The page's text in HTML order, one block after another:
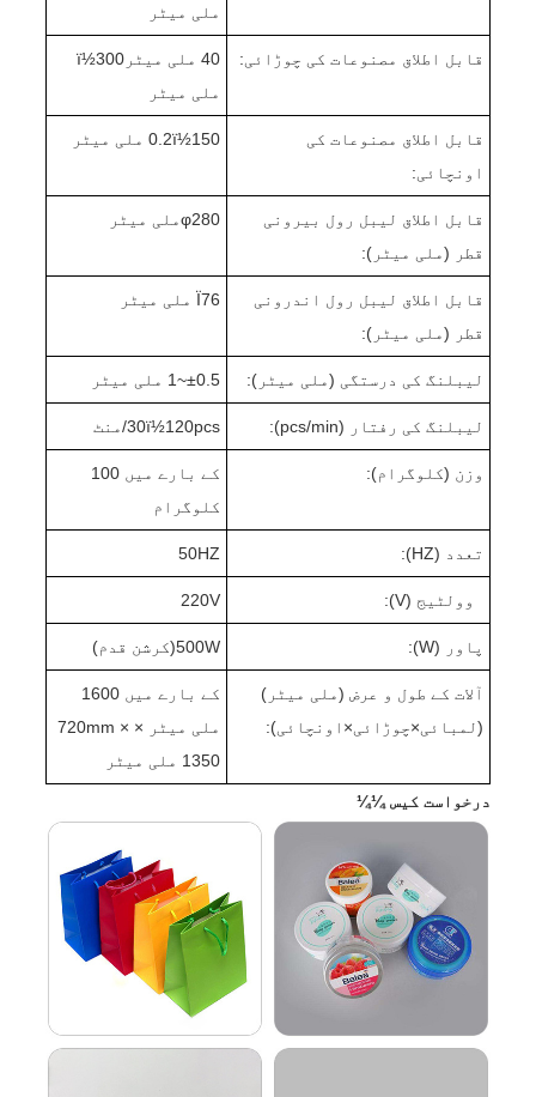
ملی میٹر
قابل اطلاق مصنوعات کی چوڑائی: 40 ملی میٹرï½ 300
ملی میٹر
قابل اطلاق مصنوعات کی
اونچائی:
0 .2ï½150 ملی میٹر
قابل اطلاق لیبل رول بیرونی
قطر (ملی میٹر):
φ280 ملی میٹر
قابل اطلاق لیبل رول اندرونی
قطر (ملی میٹر):
Ï76 ملی میٹر
لیبلنگ کی درستگی (ملی میٹر): ±0.5~ 1 ملی میٹر
لیبلنگ کی رفتار (pcs/min): 30ï½1 20pcs/منٹ
وزن (کلوگرام): کے بارے میں 1 00
کلوگرام
تعدد (HZ): 50HZ
وولٹیج (V): 220V
پاور (W): 500W( کرشن قدم)
آلات کے طول و عرض (ملی میٹر)
(لمبائی×چوڑائی× اونچائی):
کے بارے میں 1 600
ملی میٹر × 720mm ×
1350 ملی میٹر
درخواست کیس ¼¼